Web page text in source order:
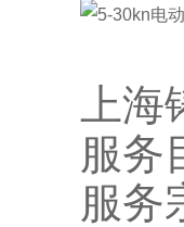
上
服务
服务